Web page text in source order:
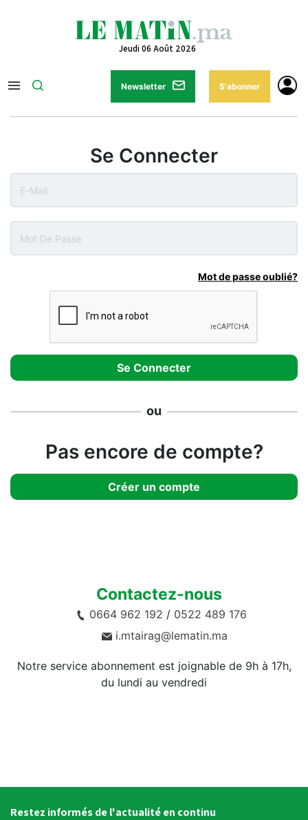
Jeudi 06 Août 2026
Newsletter S'abonner
Se Connecter
Mot de passe oublié?
ou
Pas encore de compte?
Créer un compte
Contactez-nous
0664 962 192 / 0522 489 176
i.mtairag@lematin.ma
Notre service abonnement est joignable de 9h à 17h,
du lundi au vendredi
Restez informés de l'actualité en continu